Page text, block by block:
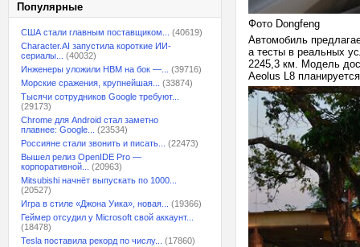
Популярные
США стали главным поставщиком...
(40619)
Character.AI запустила короткие ИИ-
сериалы...
(40032)
Инженеры уложили HBM на бок —...
(39716)
Морские сражения, крупнейшая...
(33874)
Тысячи сотрудников Google требуют...
(29173)
Chrome для Android стал заметно
плавнее: Google...
(23534)
Россияне стали звонить и писать...
(22473)
Вышел релиз OpenIDE Pro —
корпоративной...
(20963)
Mitsubishi начнёт выпускать по 1000...
(20527)
Игра в стиле «Джона Уика», новая...
(19366)
Геймер отсудил у Microsoft свой аккаунт...
(18478)
Tesla поставила рекорд по числу...
(17860)
Фото Dongfeng
Автомобиль
а тесты в реальных
2245,3 км. Модель
Aeolus L8